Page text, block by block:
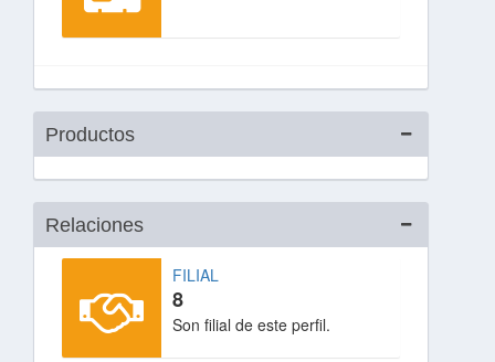
Productos
Relaciones
FILIAL
8
Son filial de este perfil.